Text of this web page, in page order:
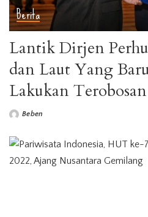
Berita
Lantik Dirjen
dan Laut Yang
Lakukan
PostedBeben